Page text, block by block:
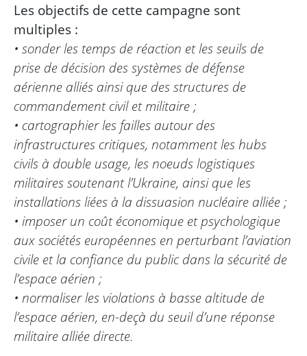
Les objectifs de cette campagne sont
multiples :
• sonder les temps de réaction et les seuils de
prise de décision des systèmes de défense
aérienne alliés ainsi que des structures de
commandement civil et militaire ;
• cartographier les failles autour des
infrastructures critiques, notamment les hubs
civils à double usage, les noeuds logistiques
militaires soutenant l’Ukraine, ainsi que les
installations liées à la dissuasion nucléaire alliée ;
• imposer un coût économique et psychologique
aux sociétés européennes en perturbant l’aviation
civile et la confiance du public dans la sécurité de
l’espace aérien ;
• normaliser les violations à basse altitude de
l’espace aérien, en-deçà du seuil d’une réponse
militaire alliée directe.